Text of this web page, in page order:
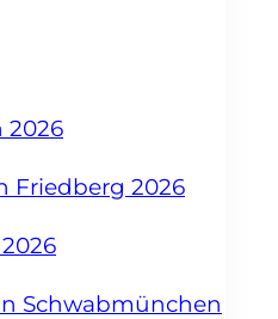
2026
Friedberg 2026
Schwabmünchen